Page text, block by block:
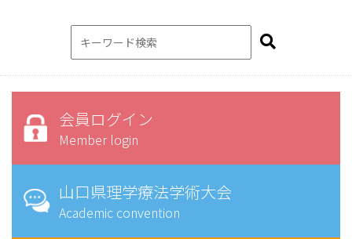
会員ログイン
Member login
山口県理学療法学術大会
Academic convention